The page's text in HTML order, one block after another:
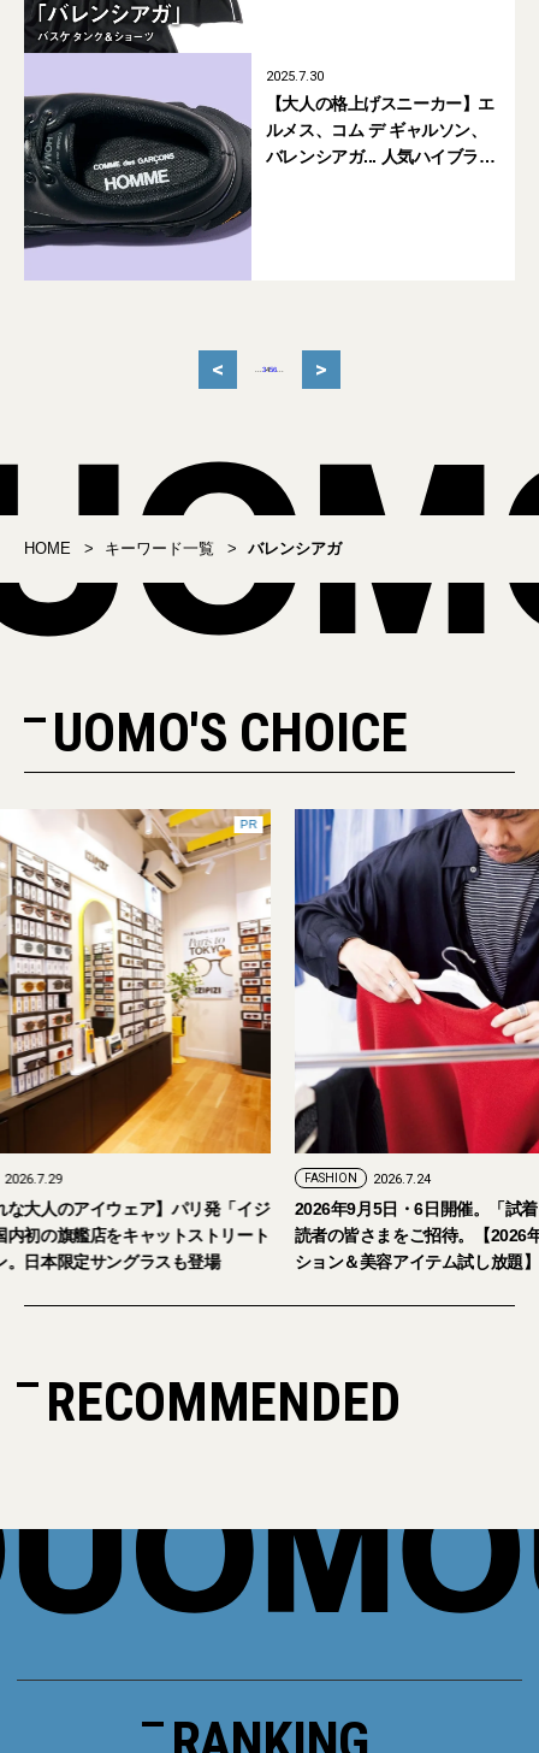
2025.7.30
【大人の格上げスニーカー】エ
ルメス、コム デ ギャルソン、
バレンシアガ... 人気ハイブラン
< 3456 >
HOME キーワード一覧 バレンシアガ
UOMO'S CHOICE
PR
ア】パリ発「イジ
ャットストリート
ラスも登場
2026.7.24
2026年9月5日・6日開催。「試着フェス®︎」に
読者の皆さまをご招待。【2026年秋冬ファッ
ション＆美容アイテム試し放題】
RECOMMENDED